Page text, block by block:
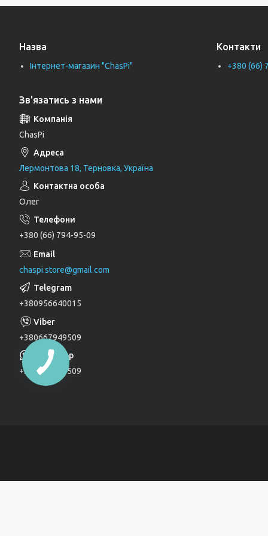
Труби каналізаційні
Унітази
Циркуляційні насоси
Генератори
Шлангові під'єднання та перемикаючі
вентилі
Тримачі, кронштейни та штанги для
душу
Лійки для душу
Душові комплекти
Трапи
Паяльники для пластикових труб
Дзеркала
Дитячі ліжечка
Кухонні модулі
Назва
Інтернет-магазин "ChasPi"
Контакти
+380 (66)
Зв'язатись з нами
ChasPi
Лермонтова 18, Терновка, Україна
Олег
+380 (66) 794-95-09
chaspi.store@gmail.com
+380956640015
+380667949509
+380667949509